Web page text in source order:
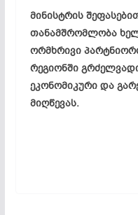
მინისტრის
თანამშრომლობა
ორმხრივი
რეგიონში
ეკონომიკური და
მიღწევას.